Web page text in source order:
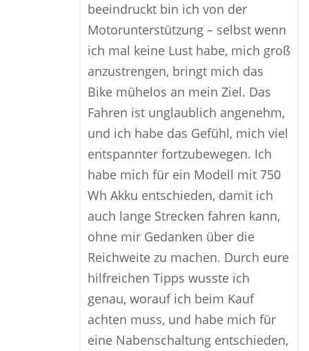
beeindruckt bin ich von der
Motorunterstützung – selbst wenn
ich mal keine Lust habe, mich groß
anzustrengen, bringt mich das
Bike mühelos an mein Ziel. Das
Fahren ist unglaublich angenehm,
und ich habe das Gefühl, mich viel
entspannter fortzubewegen. Ich
habe mich für ein Modell mit 750
Wh Akku entschieden, damit ich
auch lange Strecken fahren kann,
ohne mir Gedanken über die
Reichweite zu machen. Durch eure
hilfreichen Tipps wusste ich
genau, worauf ich beim Kauf
achten muss, und habe mich für
eine Nabenschaltung entschieden,